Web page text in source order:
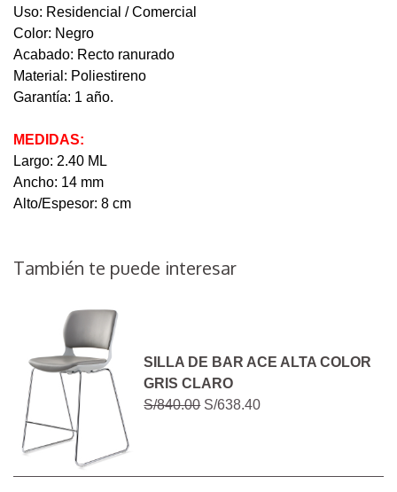
Uso: Residencial / Comercial
Color: Negro
Acabado: Recto ranurado
Material: Poliestireno
Garantía: 1 año.
MEDIDAS:
Largo: 2.40 ML
Ancho: 14 mm
Alto/Espesor: 8 cm
También te puede interesar
SILLA DE BAR ACE ALTA COLOR
GRIS CLARO
S/840.00S/638.40